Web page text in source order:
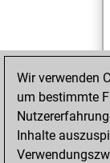
Wir verwenden
um bestimmte
Inhalte